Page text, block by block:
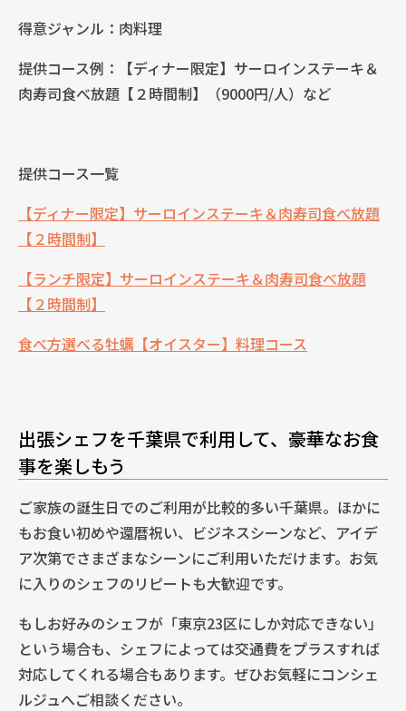
得意ジャンル：肉料理
提供コース例：【ディナー限定】サーロインステーキ＆
肉寿司食べ放題【２時間制】（9000円/人）など
提供コース一覧
【ディナー限定】サーロインステーキ＆肉寿司食べ放題
【２時間制】
【ランチ限定】サーロインステーキ＆肉寿司食べ放題
【２時間制】
食べ方選べる牡蠣【オイスター】料理コース
出張シェフを千葉県で利用して、豪華なお食
事を楽しもう
ご家族の誕生日でのご利用が比較的多い千葉県。ほかに
もお食い初めや還暦祝い、ビジネスシーンなど、アイデ
ア次第でさまざまなシーンにご利用いただけます。お気
に入りのシェフのリピートも大歓迎です。
もしお好みのシェフが「東京23区にしか対応できない」
という場合も、シェフによっては交通費をプラスすれば
対応してくれる場合もあります。ぜひお気軽にコンシェ
ルジュへご相談ください。